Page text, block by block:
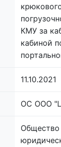
КМУ за
кабиной
11.10.2021
ОС ООО
Общество